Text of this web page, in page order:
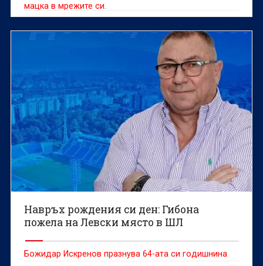
мацка в мрежите си.
Навръх рождения си ден: Гибона
пожела на Левски място в ШЛ
Божидар Искренов празнува 64-ата си годишнина